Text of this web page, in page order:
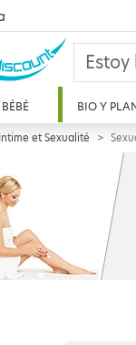
BÉBÉ BIO Y
Intime et Sexualité